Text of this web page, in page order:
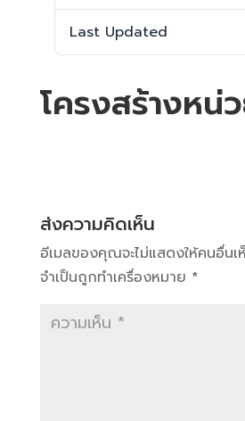
Last Updated
โครงสร้างหน่
ส่งความคิดเห็น
อีเมลของคุณจะไม่แสดงให้คนอื่นเ
จำเป็นถูกทำเครื่องหมาย *